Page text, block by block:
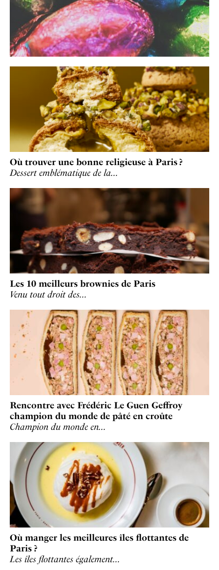
Où trouver une bonne religieuse à Paris ?
Dessert emblématique de la…
Les 10 meilleurs brownies de Paris
Venu tout droit des…
Rencontre avec Frédéric Le Guen Geffroy
champion du monde de pâté en croûte
Champion du monde en…
Où manger les meilleures îles flottantes de
Paris ?
Les îles flottantes également…